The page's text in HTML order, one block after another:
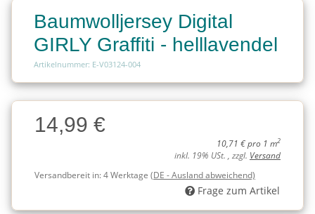
Baumwolljersey Digital
GIRLY Graffiti - helllavendel
Artikelnummer: E-V03124-004
Charge
Charge14,99 €
10,71 € pro 1 m2
inkl. 19% USt. , zzgl. Versand
Versandbereit in:4 Werktage (DE - Ausland abweichend)
Frage zum Artikel